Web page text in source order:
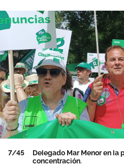
7/45
Delegado Mar Menor en la
concentración.